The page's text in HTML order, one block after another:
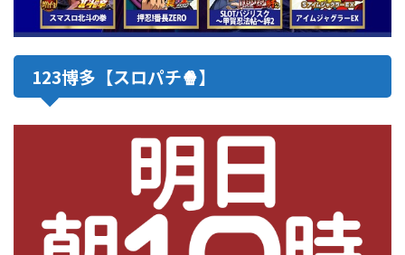
123博多【スロパチ🍿】